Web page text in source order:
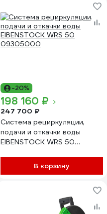
-20%
198 160 ₽
247 700 ₽
Система рециркуляции,
подачи и откачки воды
EIBENSTOCK WRS 50
В корзину